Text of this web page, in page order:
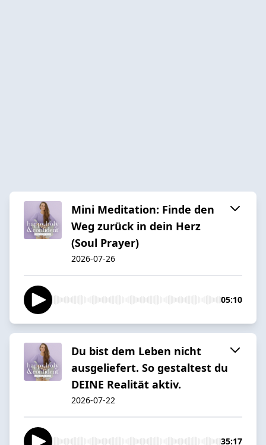
Mini Meditation: Finde den
Weg zurück in dein Herz
(Soul Prayer)
2026-07-26
05:10
Du bist dem Leben nicht
ausgeliefert. So gestaltest du
DEINE Realität aktiv.
2026-07-22
35:17